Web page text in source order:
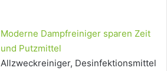
Moderne Dampfreiniger sparen Zeit
und Putzmittel
Allzweckreiniger, Desinfektionsmittel